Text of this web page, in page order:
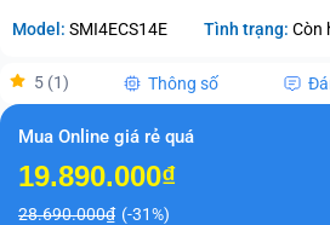
Model: SMI4ECS14E Tình trạng: Còn
5 (1) Thông số
Mua Online giá rẻ quá
19.890.000₫
28.690.000₫ (-31%)